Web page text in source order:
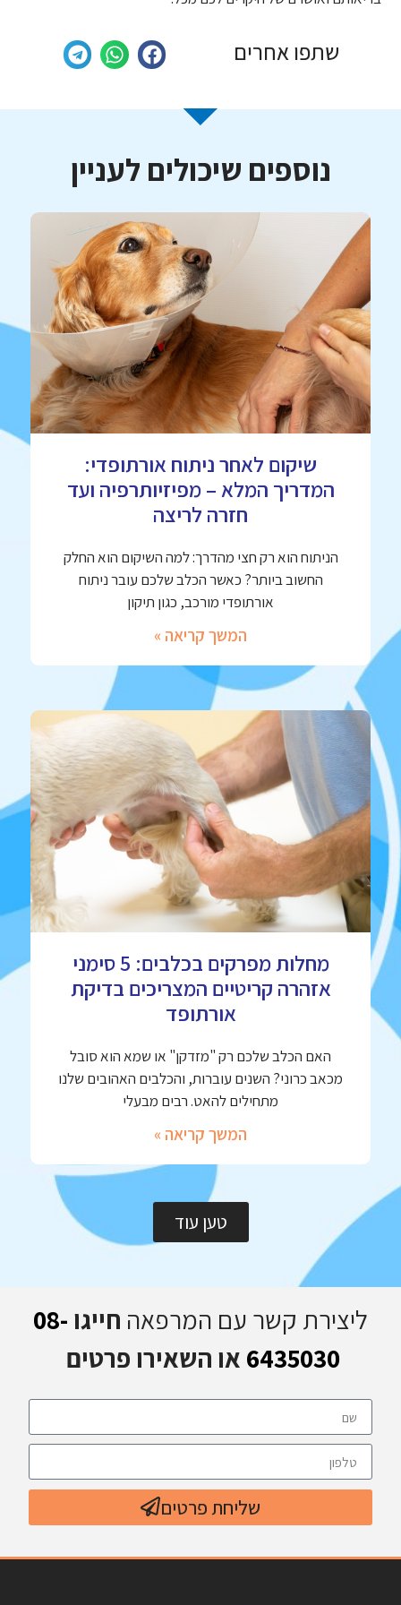
שתפו אחרים
נוספים שיכולים לעניין
שיקום לאחר ניתוח אורתופדי:
המדריך המלא – מפיזיותרפיה ועד
חזרה לריצה
הניתוח הוא רק חצי מהדרך: למה השיקום הוא החלק
החשוב ביותר? כאשר הכלב שלכם עובר ניתוח
אורתופדי מורכב, כגון תיקון
המשך קריאה »
מחלות מפרקים בכלבים: 5 סימני
אזהרה קריטיים המצריכים בדיקת
אורתופד
האם הכלב שלכם רק "מזדקן" או שמא הוא סובל
מכאב כרוני? השנים עוברות, והכלבים האהובים שלנו
מתחילים להאט. רבים מבעלי
המשך קריאה »
טען עוד
ליצירת קשר עם המרפאה חייגו 08-
6435030 או השאירו פרטים
שליחת פרטים